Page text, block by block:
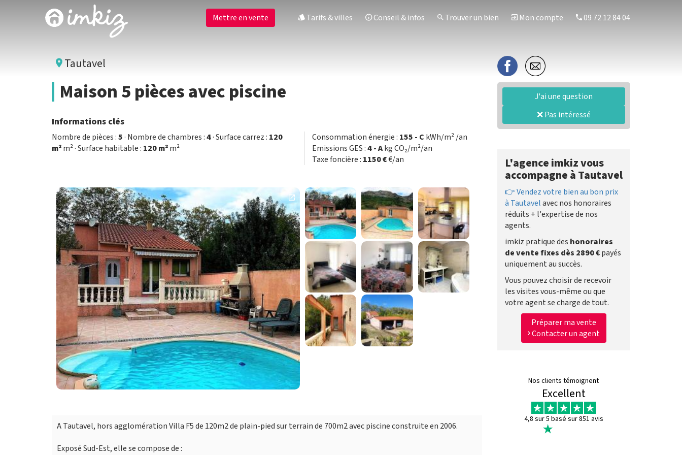
Mettre en vente Tarifs & villes Conseil & infos Trouver un bien Mon compte 09 72 12 84 04
Tautavel
Maison 5 pièces avec piscine
Informations clés
Nombre de pièces :5· Nombre de chambres :4· Surface carrez : 120
m²m² · Surface habitable : 120 m²m²
Consommation énergie : 155 - C kWh/m² /an
Emissions GES :4 - Akg CO₂/m²/an
Taxe foncière : 1150 €€/an
A Tautavel, hors agglomération Villa F5 de 120m2 de plain-pied sur terrain de 700m2 avec piscine construite en 2006.
Exposé Sud-Est, elle se compose de :
J'ai une question
❌ Pas intéressé
L'agence imkiz vous
accompagne à Tautavel
👉 Vendez votre bien au bon prix
à Tautavelavec nos honoraires
réduits + l'expertise de nos
agents.
imkiz pratique des honoraires
de vente fixes dès 2890 €payés
uniquement au succès.
Vous pouvez choisir de recevoir
les visites vous-même ou que
votre agent se charge de tout.
Préparer ma vente
Contacter un agent
Nos clients témoignent
Excellent
4,8 sur 5 basé sur 851 avis